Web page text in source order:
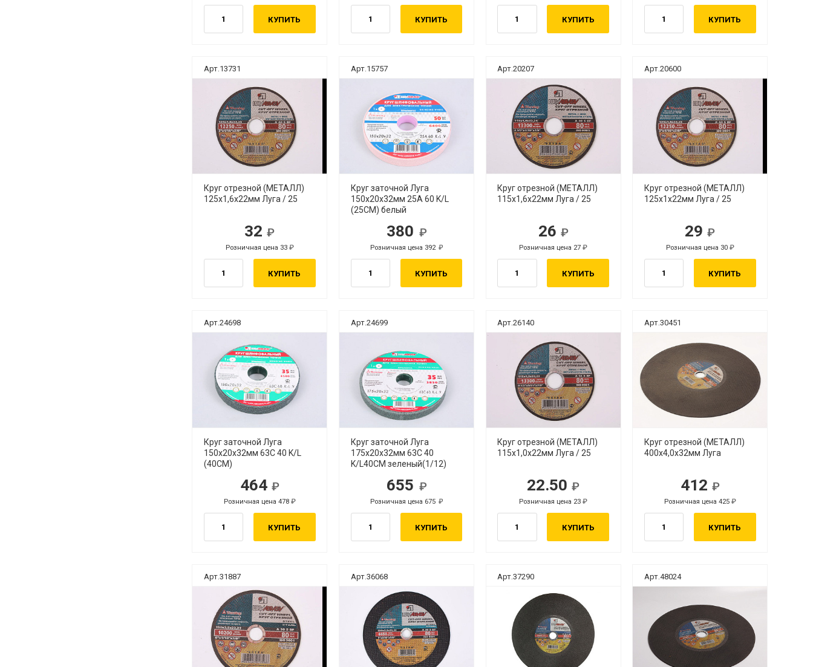
КУПИТЬ КУПИТЬ КУПИТЬ КУПИТЬ
Арт.13731
Круг отрезной (МЕТАЛЛ)
125х1,6х22мм Луга / 25
32
Розничная цена 33
КУПИТЬ
Арт.15757
Круг заточной Луга
150х20х32мм 25А 60 K/L
(25СМ) белый
380
Розничная цена 392
КУПИТЬ
Арт.20207
Круг отрезной (МЕТАЛЛ)
115х1,6х22мм Луга / 25
26
руб.
Розничная цена 27
руб.
КУПИТЬ
Арт.20600
Круг отрезной (МЕТАЛЛ)
125х1х22мм Луга / 25
29
руб.
Розничная цена 30
руб.
КУПИТЬ
Арт.24698
Круг заточной Луга
150х20х32мм 63С 40 K/L
(40СМ)
464
Розничная цена 478
КУПИТЬ
Арт.24699
Круг заточной Луга
175х20х32мм 63С 40
K/L40СМ зеленый(1/12)
655
Розничная цена 675
КУПИТЬ
Арт.26140
Круг отрезной (МЕТАЛЛ)
115х1,0х22мм Луга / 25
22.50
руб.
Розничная цена 23
руб.
КУПИТЬ
Арт.30451
Круг отрезной (МЕТАЛЛ)
400х4,0х32мм Луга
412
руб.
Розничная цена 425
руб.
КУПИТЬ
Арт.31887 Арт.36068 Арт.37290 Арт.48024